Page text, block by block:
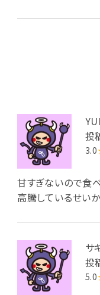
投
3.0
甘すぎないので食
高騰しているせい
サ
投
5.0